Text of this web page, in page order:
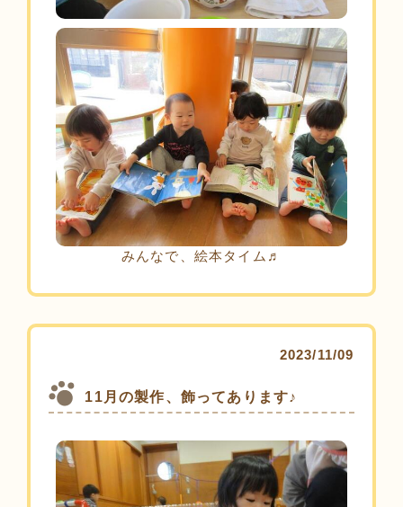
みんなで、絵本タイム♬
2023/11/09
11月の製作、飾ってあります♪